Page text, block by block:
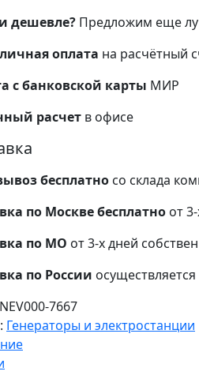
дешевле? Предложим еще
оплата на расчётный
с банковской карты МИР
расчет в офисе
бесплатно со склада
по Москве бесплатно от
по МО от 3-х дней
по России
7667
Генераторы и электростанции